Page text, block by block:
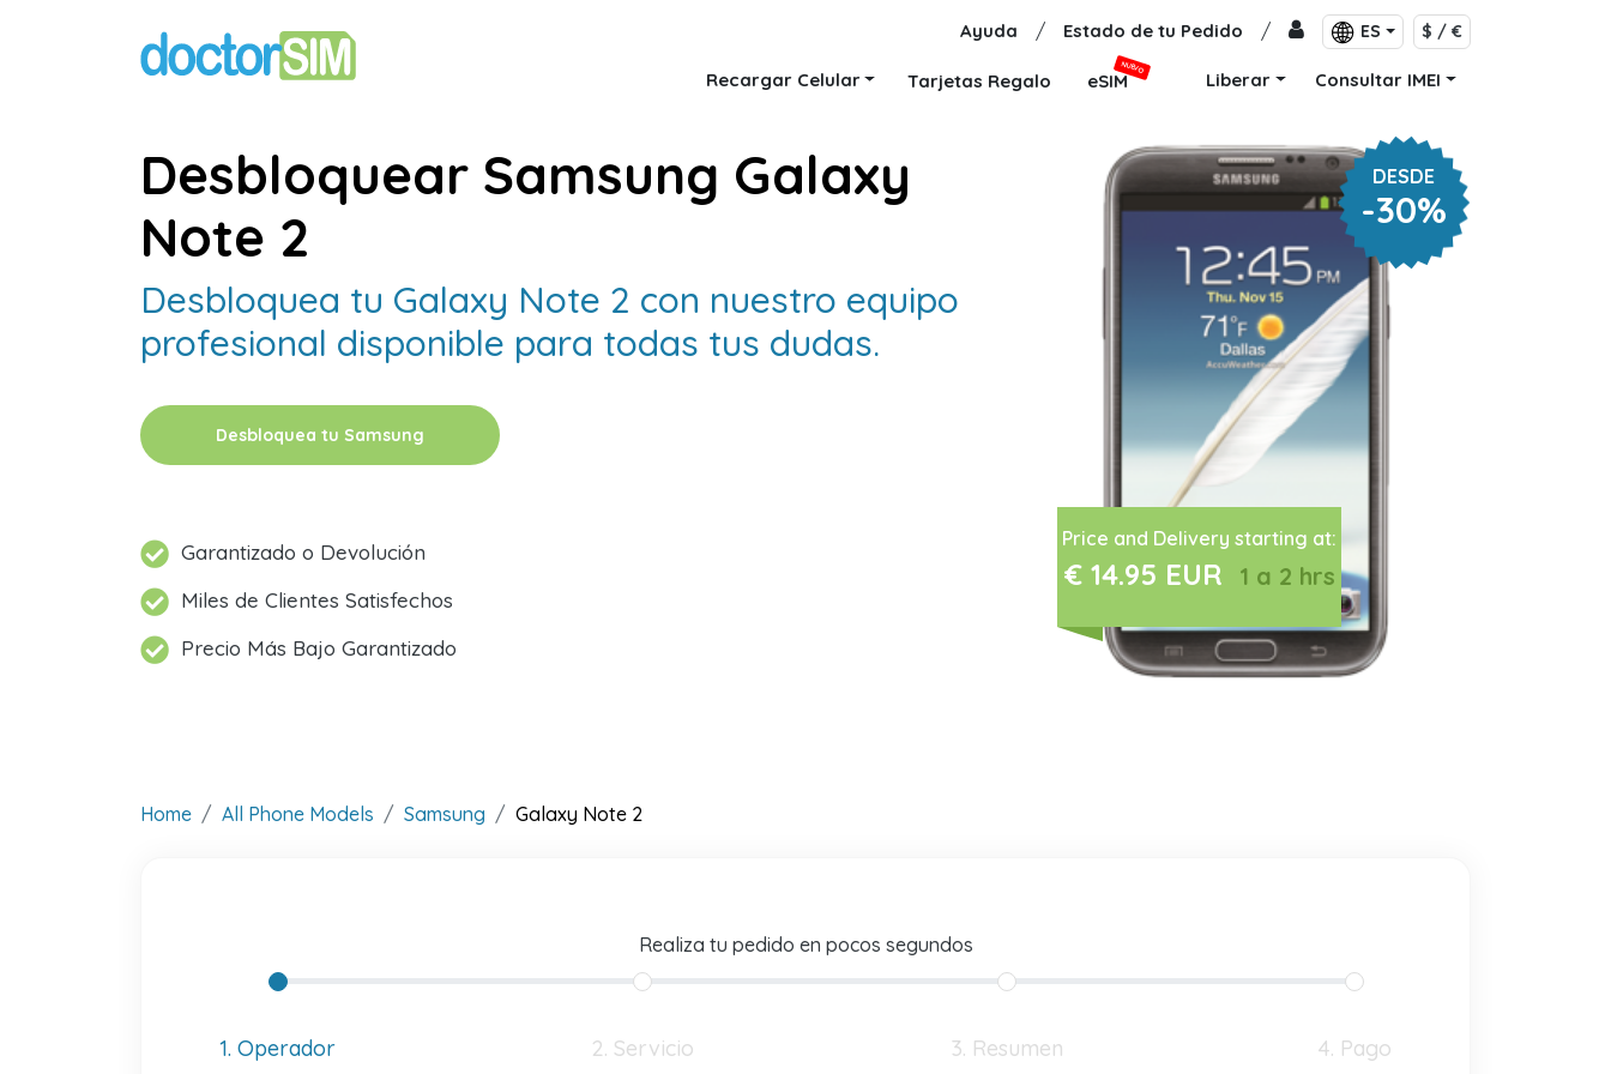
Ayuda / Estado de tu Pedido / ES $ / €
Recargar Celular Tarjetas Regalo eSIM
NUEVO
Liberar Consultar IMEI
DESDE
-30%
Price and Delivery starting at:
€ 14.95 EUR 1 a 2 hrs
Desbloquear Samsung Galaxy
Note 2
Desbloquea tu Galaxy Note 2 con nuestro equipo
profesional disponible para todas tus dudas.
Desbloquea tu Samsung
Garantizado o Devolución
Miles de Clientes Satisfechos
Precio Más Bajo Garantizado
Home All Phone Models Samsung Galaxy Note 2
Realiza tu pedido en pocos segundos
1. Operador 2. Servicio 3. Resumen 4. Pago